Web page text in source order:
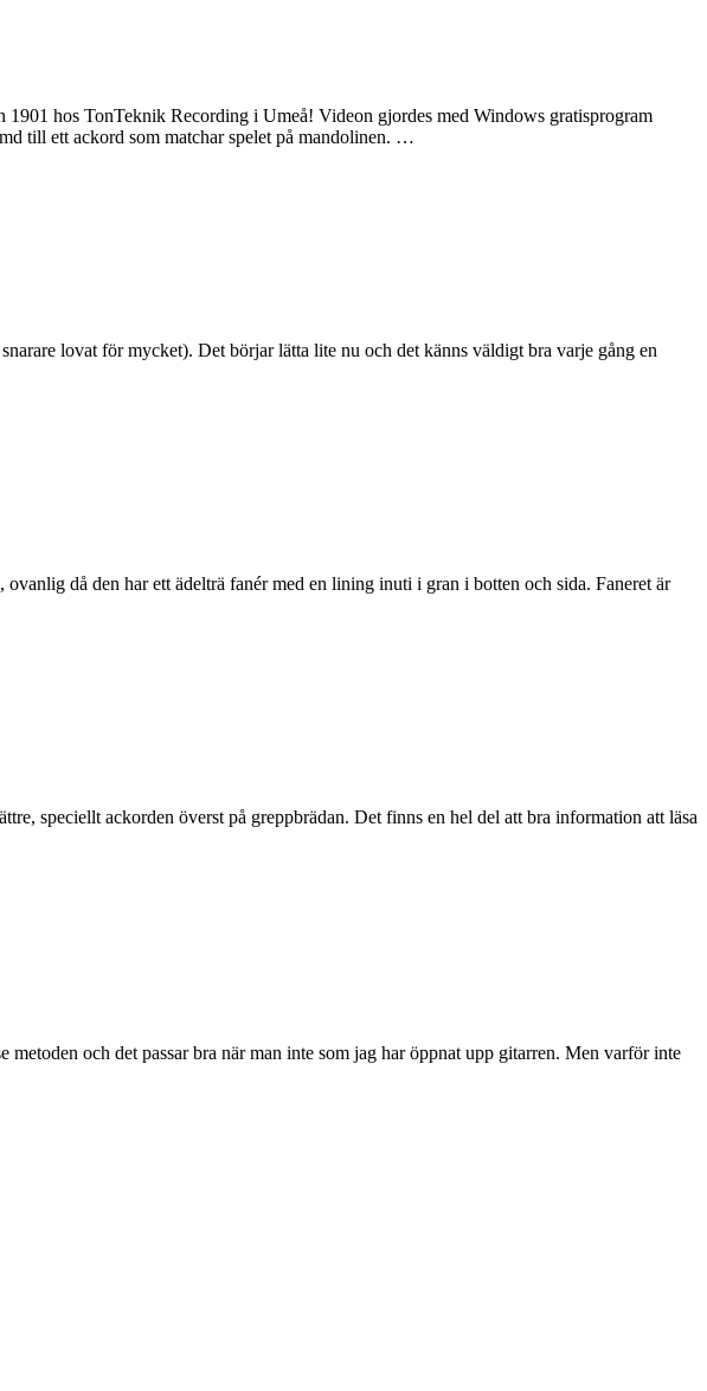
hos TonTeknik Recording i Umeå! Videon gjordes med Windows gratisprogram
till ett ackord som matchar spelet på mandolinen. …
lovat för mycket). Det börjar lätta lite nu och det känns väldigt bra varje gång en
då den har ett ädelträ fanér med en lining inuti i gran i botten och sida. Faneret är
speciellt ackorden överst på greppbrädan. Det finns en hel del att bra information att läsa
och det passar bra när man inte som jag har öppnat upp gitarren. Men varför inte